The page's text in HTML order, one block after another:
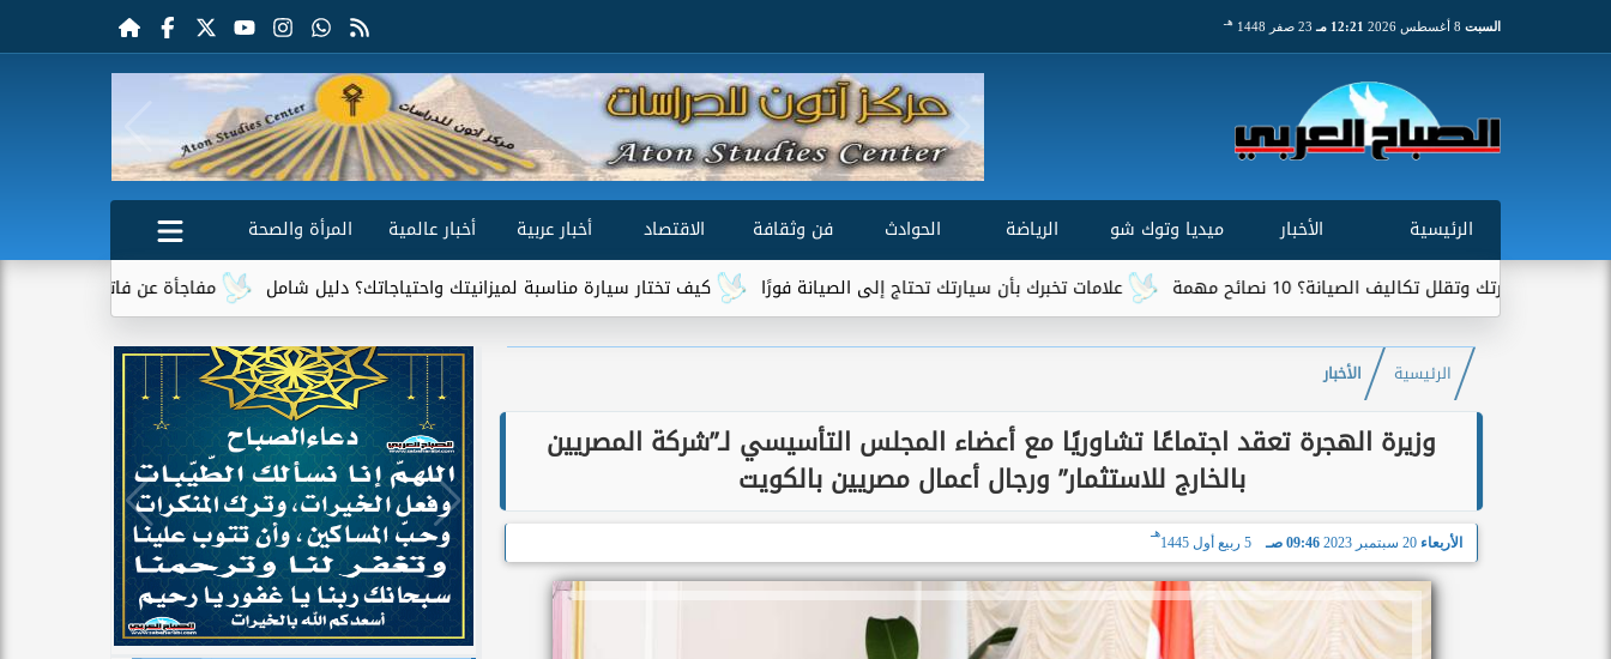
السبت 12:21 مـ 23 صفر 1448 هـ
الرئيسية الأخبار ميديا وتوك شو الرياضة الحوادث فن وثقافة الاقتصاد أخبار عربية أخبار عالمية
المرأة والصحة
مفاجأة عن فاتورة الكهرباء.. جهاز واحد
كيف تختار سيارة مناسبة لميزانيتك واحتياجاتك؟ دليل شامل علامات تخبرك بأن سيارتك تحتاج إلى الصيانة فورًا الصيانة؟ 10 نصائح مهمة
الرئيسية الأخبار
وزيرة الهجرة تعقد اجتماعًا تشاوريًا مع أعضاء المجلس التأسيسي لـ”شركة المصريين
بالخارج للاستثمار” ورجال أعمال مصريين بالكويت
الأربعاء 20 سبتمبر 2023 09:46 صـ 5 ربيع أول 1445
هـ